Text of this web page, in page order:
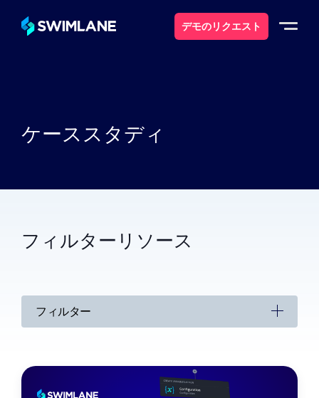
デモのリクエスト
ソリューション
リソース
パートナー
連絡先
ケーススタディ
フィルターリソース
フィルター